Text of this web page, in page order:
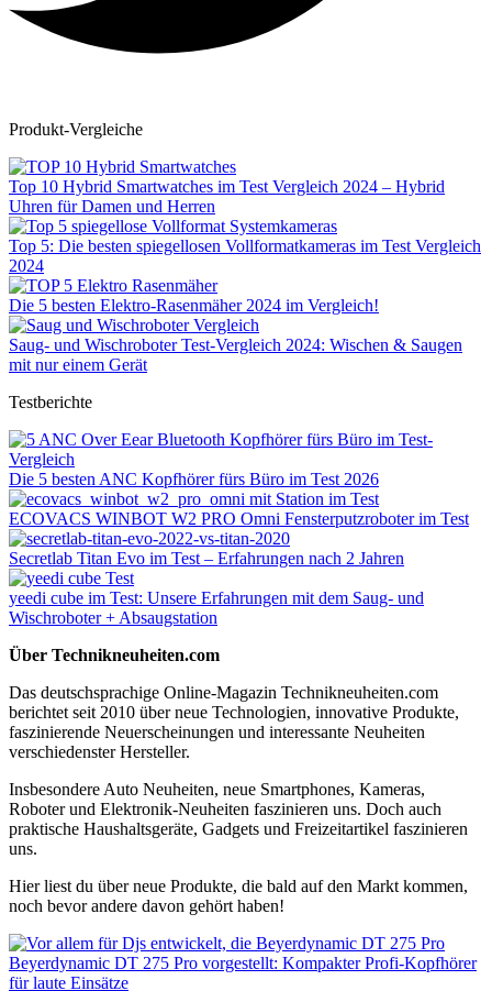
Produkt-Vergleiche
Top 10 Hybrid Smartwatches im Test Vergleich 2024 – Hybrid
Uhren für Damen und Herren
Top 5: Die besten spiegellosen Vollformatkameras im Test Vergleich
2024
Die 5 besten Elektro-Rasenmäher 2024 im Vergleich!
Saug- und Wischroboter Test-Vergleich 2024: Wischen & Saugen
mit nur einem Gerät
Testberichte
Die 5 besten ANC Kopfhörer fürs Büro im Test 2026
ECOVACS WINBOT W2 PRO Omni Fensterputzroboter im Test
Secretlab Titan Evo im Test – Erfahrungen nach 2 Jahren
yeedi cube im Test: Unsere Erfahrungen mit dem Saug- und
Wischroboter + Absaugstation
Über Technikneuheiten.com
Das deutschsprachige Online-Magazin Technikneuheiten.com
berichtet seit 2010 über neue Technologien, innovative Produkte,
faszinierende Neuerscheinungen und interessante Neuheiten
verschiedenster Hersteller.
Insbesondere Auto Neuheiten, neue Smartphones, Kameras,
Roboter und Elektronik-Neuheiten faszinieren uns. Doch auch
praktische Haushaltsgeräte, Gadgets und Freizeitartikel faszinieren
uns.
Hier liest du über neue Produkte, die bald auf den Markt kommen,
noch bevor andere davon gehört haben!
Beyerdynamic DT 275 Pro vorgestellt: Kompakter Profi-Kopfhörer
für laute Einsätze